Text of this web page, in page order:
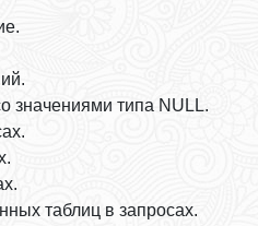
значениями типа NULL.
таблиц в запросах.